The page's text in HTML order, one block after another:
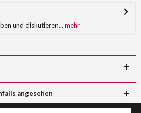
und diskutieren... mehr
angesehen